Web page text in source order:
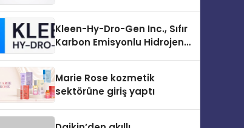
Kleen-Hy-Dro-Gen Inc., Sıfır
Karbon Emisyonlu Hidrojen
Aldı
Marie Rose kozmetik
sektörüne giriş yaptı